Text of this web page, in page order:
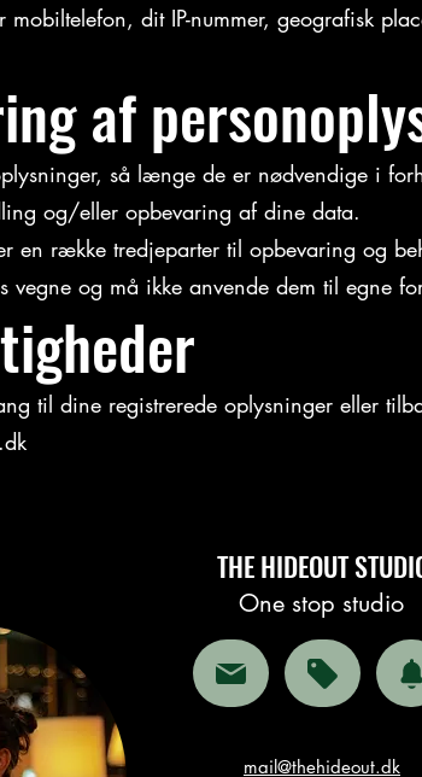
mobiltelefon, dit IP-nummer, geografisk
af
så længe de er nødvendige i
og/eller opbevaring af dine data.
en række tredjeparter til opbevaring og
vegne og må ikke anvende dem til egne
til dine registrerede oplysninger eller
THE HIDEOUT
One stop studio
mail@thehideout.dk